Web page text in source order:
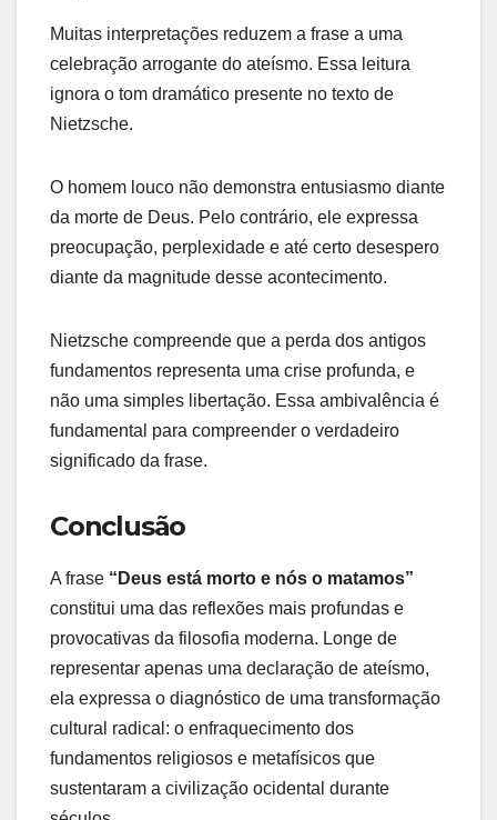
Muitas interpretações reduzem a frase a uma
celebração arrogante do ateísmo. Essa leitura
ignora o tom dramático presente no texto de
Nietzsche.
O homem louco não demonstra entusiasmo diante
da morte de Deus. Pelo contrário, ele expressa
preocupação, perplexidade e até certo desespero
diante da magnitude desse acontecimento.
Nietzsche compreende que a perda dos antigos
fundamentos representa uma crise profunda, e
não uma simples libertação. Essa ambivalência é
fundamental para compreender o verdadeiro
significado da frase.
Conclusão
A frase “Deus está morto e nós o matamos”
constitui uma das reflexões mais profundas e
provocativas da filosofia moderna. Longe de
representar apenas uma declaração de ateísmo,
ela expressa o diagnóstico de uma transformação
cultural radical: o enfraquecimento dos
fundamentos religiosos e metafísicos que
sustentaram a civilização ocidental durante